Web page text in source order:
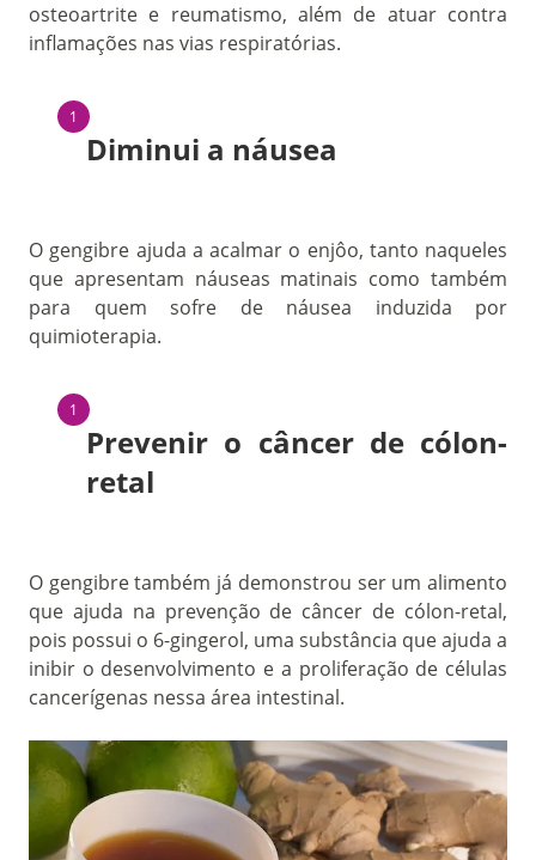
osteoartrite e reumatismo, além de atuar contra
inflamações nas vias respiratórias.
Diminui a náusea
O gengibre ajuda a acalmar o enjôo, tanto naqueles
que apresentam náuseas matinais como também
para quem sofre de náusea induzida por
quimioterapia.
Prevenir o câncer de cólon-
retal
O gengibre também já demonstrou ser um alimento
que ajuda na prevenção de câncer de cólon-retal,
pois possui o 6-gingerol, uma substância que ajuda a
inibir o desenvolvimento e a proliferação de células
cancerígenas nessa área intestinal.